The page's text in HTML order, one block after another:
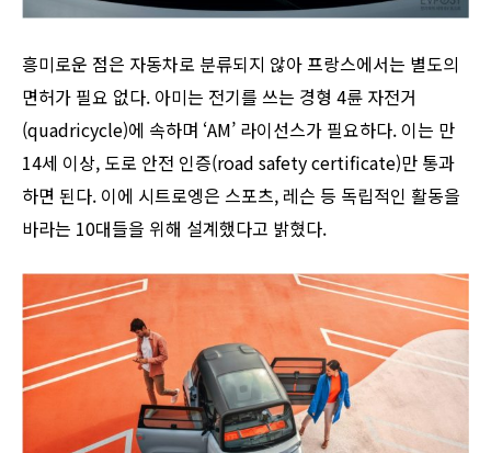
흥미로운 점은 자동차로 분류되지 않아 프랑스에서는 별도의
면허가 필요 없다. 아미는 전기를 쓰는 경형 4륜 자전거
(quadricycle)에 속하며 ‘AM’ 라이선스가 필요하다. 이는 만
14세 이상, 도로 안전 인증(road safety certificate)만 통과
하면 된다. 이에 시트로엥은 스포츠, 레슨 등 독립적인 활동을
바라는 10대들을 위해 설계했다고 밝혔다.